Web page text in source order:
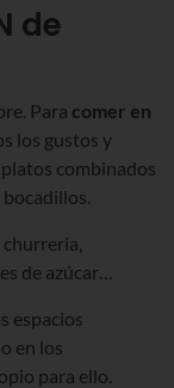
de
Para comer en
los gustos y
combinados
bocadillos.
churrería,
de azúcar…
espacios
en los
para ello.